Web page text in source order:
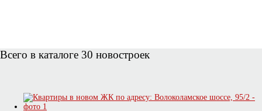
Всего в каталоге 30 новостроек